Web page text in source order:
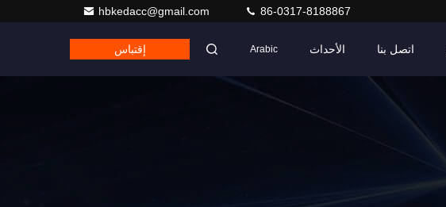
hbkedacc@gmail.com 86-0317-8188867
اتصل بنا الأحداث Arabic إقتباس